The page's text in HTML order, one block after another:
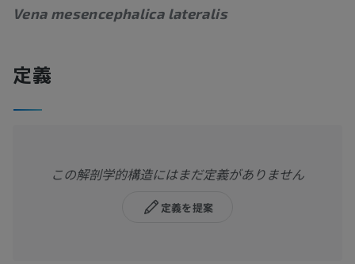
Vena mesencephalica lateralis
定義
この解剖学的構造にはまだ定義がありません
定義を提案